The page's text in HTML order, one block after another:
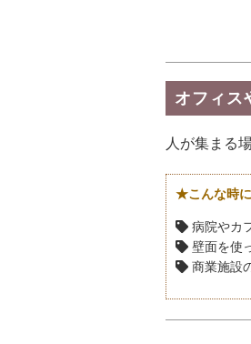
オフィス
人が集まる
★こんな時
病院やカ
壁面を使
商業施設